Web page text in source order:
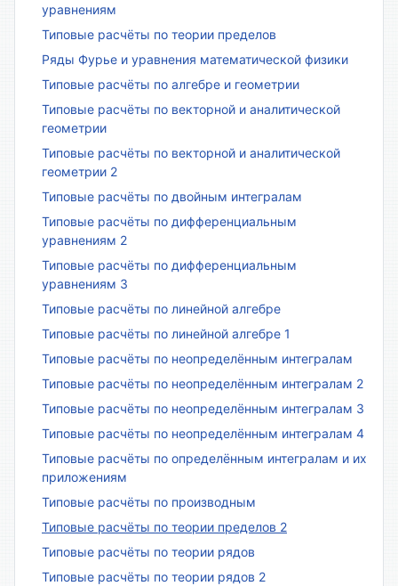
уравнениям
Типовые расчёты по теории пределов
Ряды Фурье и уравнения математической физики
Типовые расчёты по алгебре и геометрии
Типовые расчёты по векторной и аналитической
геометрии
Типовые расчёты по векторной и аналитической
геометрии 2
Типовые расчёты по двойным интегралам
Типовые расчёты по дифференциальным
уравнениям 2
Типовые расчёты по дифференциальным
уравнениям 3
Типовые расчёты по линейной алгебре
Типовые расчёты по линейной алгебре 1
Типовые расчёты по неопределённым интегралам
Типовые расчёты по неопределённым интегралам 2
Типовые расчёты по неопределённым интегралам 3
Типовые расчёты по неопределённым интегралам 4
Типовые расчёты по определённым интегралам и их
приложениям
Типовые расчёты по производным
Типовые расчёты по теории пределов 2
Типовые расчёты по теории рядов
Типовые расчёты по теории рядов 2